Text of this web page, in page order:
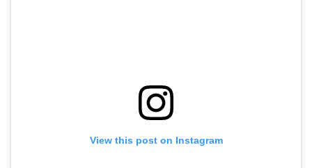
View this post on Instagram